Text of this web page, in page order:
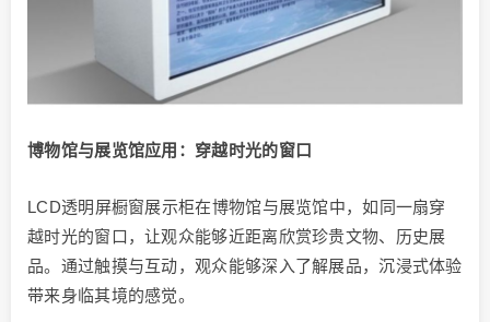
博物馆与展览馆应用：穿越时光的窗口
LCD透明屏橱窗展示柜在博物馆与展览馆中，如同一扇穿
越时光的窗口，让观众能够近距离欣赏珍贵文物、历史展
品。通过触摸与互动，观众能够深入了解展品，沉浸式体验
带来身临其境的感觉。